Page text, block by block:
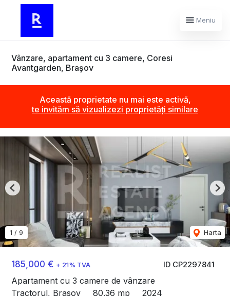
Meniu
Vânzare, apartament cu 3 camere, Coresi
Avantgarden, Brașov
Această proprietate nu mai este activă,
te invităm să vizualizezi proprietăți similare
ID CP2297841
185,000 € + 21% TVA
Apartament cu 3 camere de vânzare
Tractorul, Brasov
80.36 mp 2024
1 / 9 Harta
Previous